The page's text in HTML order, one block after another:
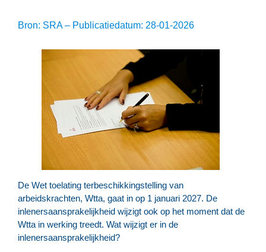
Bron: SRA – Publicatiedatum: 28-01-2026
De Wet toelating terbeschikkingstelling van
arbeidskrachten, Wtta, gaat in op 1 januari 2027. De
inlenersaansprakelijkheid wijzigt ook op het moment dat de
Wtta in werking treedt. Wat wijzigt er in de
inlenersaansprakelijkheid?